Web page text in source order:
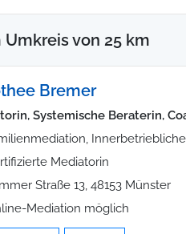
von 25 km
Bremer
Systemische Beraterin,
Mediatorin
Straße 13, 48153 Münster
Mediation möglich